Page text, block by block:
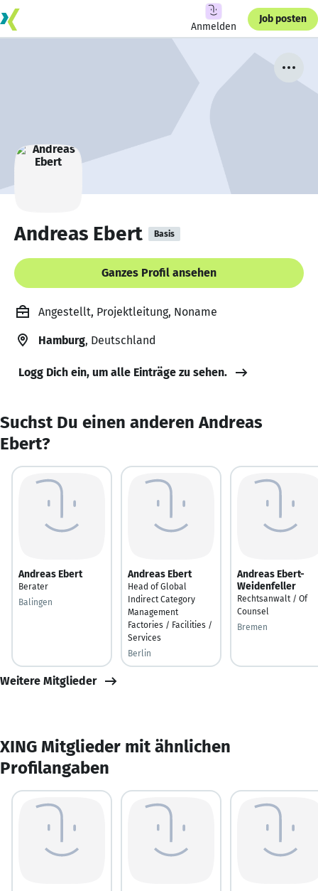
Anmelden
Job posten
Andreas Ebert Basis
Ganzes Profil ansehen
Angestellt, Projektleitung, Noname
Hamburg, Deutschland
Logg Dich ein, um alle Einträge zu sehen.
Suchst Du einen anderen Andreas
Ebert?
Andreas Ebert
Berater
Balingen
Andreas Ebert
Head of Global
Indirect Category
Management
Factories / Facilities /
Services
Berlin
Andreas Ebert-
Weidenfeller
Rechtsanwalt / Of
Counsel
Bremen
Weitere Mitglieder
XING Mitglieder mit ähnlichen
Profilangaben